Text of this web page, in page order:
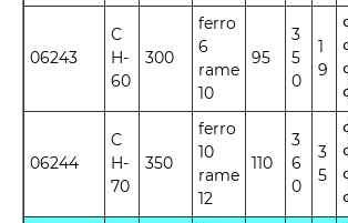
06243
C
H-
60
300
ferro
6
rame
10
95
3
5
0
1
9
06244
C
H-
70
350
ferro
10
rame
12
110
3
6
0
3
5